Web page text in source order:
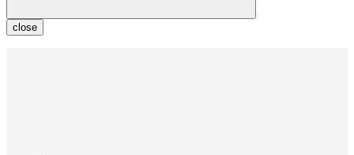
close